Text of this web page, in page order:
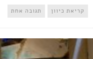
קריאת כיוון תגובה אחת